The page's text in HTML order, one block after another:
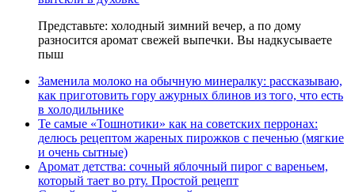
Представьте: холодный зимний вечер, а по дому
разносится аромат свежей выпечки. Вы надкусываете
пыш
Заменила молоко на обычную минералку: рассказываю,
как приготовить гору ажурных блинов из того, что есть
в холодильнике
Те самые «Тошнотики» как на советских перронах:
делюсь рецептом жареных пирожков с печенью (мягкие
и очень сытные)
Аромат детства: сочный яблочный пирог с вареньем,
который тает во рту. Простой рецепт